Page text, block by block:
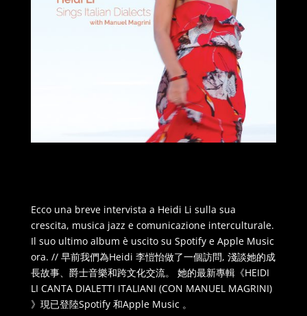
Ecco una breve intervista a Heidi Li sulla sua
crescita, musica jazz e comunicazione interculturale.
Il suo ultimo album è uscito su Spotify e Apple Music
ora. // 早前我們為Heidi 李愷怡做了一個訪問, 淺談她的成
長故事、爵士音樂和跨文化交流。 她的最新專輯《HEIDI
LI CANTA DIALETTI ITALIANI (CON MANUEL MAGRINI)
》現已登陸Spotify 和Apple Music 。